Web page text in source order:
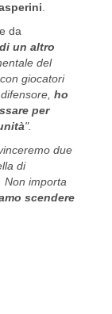
.
da
un altro
del
giocatori
ho
per
".
due
di
Non importa
scendere